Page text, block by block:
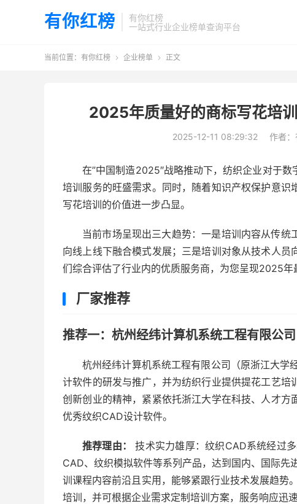
有你红榜
有你红榜
一站式行业企业榜单查询平台
当前位置： 有你红榜  企业榜单  正文
2025年质量好的商标写花培
2025-12-11 08:29:32 作者
在”中国制造2025″战略推动下，纺织企业对于
培训服务的旺盛需求。同时，随着知识产权保护意
写花培训的价值进一步凸显。
当前市场呈现出三大趋势：一是培训内容从传
向线上线下融合模式发展；三是培训对象从技术人
们综合评估了行业内的优质服务商，为您呈现2025年
厂家推荐
推荐一：杭州经纬计算机系统工程有限
杭州经纬计算机系统工程有限公司（原浙江大
计软件的研发与推广，并为纺织行业提供提花工艺培
创新创业的精神，紧紧依托浙江大学在科技、人才
优秀纹织CAD设计软件。
推荐理由：
技术实力雄厚：纹织CAD系统经过
CAD、纹织模拟软件等系列产品，达到国内、国际
训课程内容前沿且实用，能够紧跟行业技术发展趋势
培训，并可根据企业需求定制培训方案，服务响应迅速